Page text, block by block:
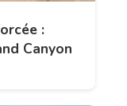
:
Canyon